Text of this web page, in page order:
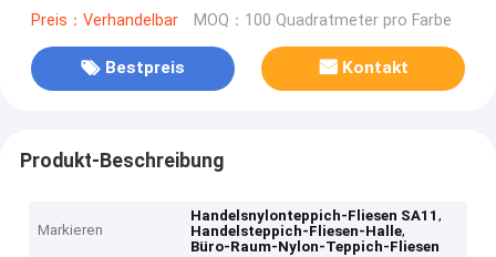
Preis：Verhandelbar MOQ：100 Quadratmeter pro Farbe
Bestpreis Kontakt
Produkt-Beschreibung
Markieren
Handelsnylonteppich-Fliesen SA11,
Handelsteppich-Fliesen-Halle,
Büro-Raum-Nylon-Teppich-Fliesen